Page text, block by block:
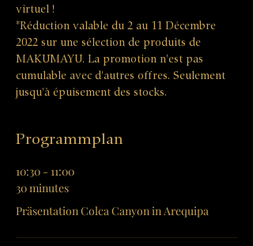
virtuel !
*Réduction valable du 2 au 11 Décembre
2022 sur une sélection de produits de
MAKUMAYU. La promotion n'est pas
cumulable avec d'autres offres. Seulement
jusqu'à épuisement des stocks.
Programmplan
10:30 - 11:00
30 minutes
Präsentation Colca Canyon in Arequipa